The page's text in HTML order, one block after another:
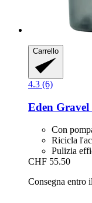
Carrello
4.3 (6)
Eden Gravel
Con
Ricicla
Pulizia
CHF 55.50
Consegna entro